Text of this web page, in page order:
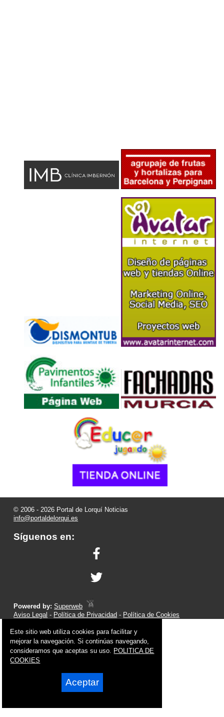
© 2006 - 2026 Portal de Lorquí Noticias
info@portaldelorqui.es
Síguenos en:
Powered by:Superweb
Aviso Legal - Política de Privacidad - Política de Cookies
Este sitio web utiliza cookies para facilitar y
mejorar la navegación. Si continúas navegando,
consideramos que aceptas su uso. POLITICA DE
COOKIES
Aceptar